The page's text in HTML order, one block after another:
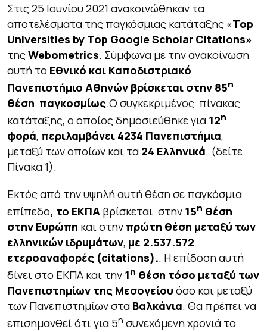
Στις 25 Ιουνίου 2021 ανακοινώθηκαν τα
αποτελέσματα της παγκόσμιας κατάταξης «Top
Universities by Top Google Scholar Citations»
τηςWebometrics. Σύμφωνα με την ανακοίνωση
αυτή το Εθνικό και Καποδιστριακό
Πανεπιστήμιο Αθηνών βρίσκεται στην 85η
θέση παγκοσμίως.Ο συγκεκριμένος πίνακας
κατάταξης, ο οποίος δημοσιεύθηκε για 12η
φορά, περιλαμβάνει 4234 Πανεπιστήμια,
μεταξύ των οποίων και τα 24 Ελληνικά. (δείτε
Πίνακα 1).
Εκτός από την υψηλή αυτή θέση σε παγκόσμια
επίπεδο, το ΕΚΠΑ βρίσκεται στην 15η θέση
στην Ευρώπη και στην πρώτη θέση μεταξύ των
ελληνικών ιδρυμάτων, με 2.537.572
ετεροαναφορές (citations).. Η επίδοση αυτή
δίνει στο ΕΚΠΑ και την 1η θέση τόσο μεταξύ των
Πανεπιστημίων της Μεσογείου όσο και μεταξύ
των Πανεπιστημίων στα Βαλκάνια. Θα πρέπει να
επισημανθεί ότι για 5η συνεχόμενη χρονιά το